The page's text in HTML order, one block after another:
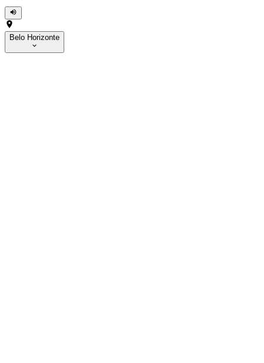
Belo Horizonte